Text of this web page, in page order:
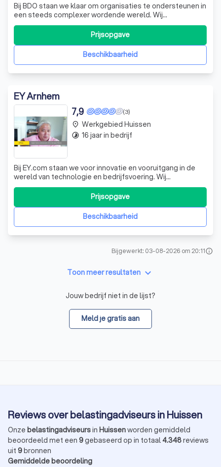
Bij BDO staan we klaar om organisaties te ondersteunen in
een steeds complexer wordende wereld. Wij
onderscheiden ons door een persoonlijke benadering,
waarbij we niet alleen kijken naar de cijfers, maar ook naar
de mensen achter de organisatie. Onze multidisciplinaire
teams bieden deskundig advies
Beschikbaarheid
Prijsopgave
EY Arnhem
(3)
7,9
Bij EY.com staan we voor innovatie en vooruitgang in de
wereld van technologie en bedrijfsvoering. Wij
combineren onze diepgaande kennis van de industrie met
de nieuwste ontwikkelingen in het Internet of Things (IoT).
Dit stelt ons in staat om krachtige oplossingen te bieden
die de productie en operBeschikbaarheid
Prijsopgave
place Werkgebied Huissen
timelapse 16 jaar in bedrijf
Bijgewerkt: 03-08-2026 om 20:11info
Toon meer resultaten keyboard_arrow_down
Jouw bedrijf niet in de lijst?
Meld je gratis aan
Reviews over belastingadviseurs in Huissen
Onze belastingadviseursin Huissenworden gemiddeld
beoordeeld met een 9gebaseerd op in totaal4.348reviews
uit 9bronnen
Gemiddelde beoordeling